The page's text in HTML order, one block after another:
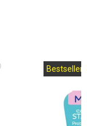
Bestseller